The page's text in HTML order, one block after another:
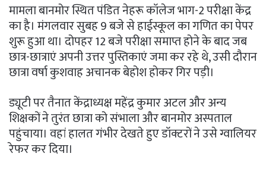
मामला बानमोर स्थित पंडित नेहरू कॉलेज भाग-2 परीक्षा केंद्र
का है। मंगलवार सुबह 9 बजे से हाईस्कूल का गणित का पेपर
शुरू हुआ था। दोपहर 12 बजे परीक्षा समाप्त होने के बाद जब
छात्र-छात्राएं अपनी उत्तर पुस्तिकाएं जमा कर रहे थे, उसी दौरान
छात्रा वर्षा कुशवाह अचानक बेहोश होकर गिर पड़ी।
ड्यूटी पर तैनात केंद्राध्यक्ष महेंद्र कुमार अटल और अन्य
शिक्षकों ने तुरंत छात्रा को संभाला और बानमोर अस्पताल
पहुंचाया। वहां हालत गंभीर देखते हुए डॉक्टरों ने उसे ग्वालियर
रेफर कर दिया।